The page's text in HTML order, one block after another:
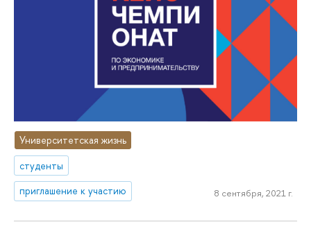
Университетская жизнь
студенты
приглашение к участию
8 сентября, 2021 г.